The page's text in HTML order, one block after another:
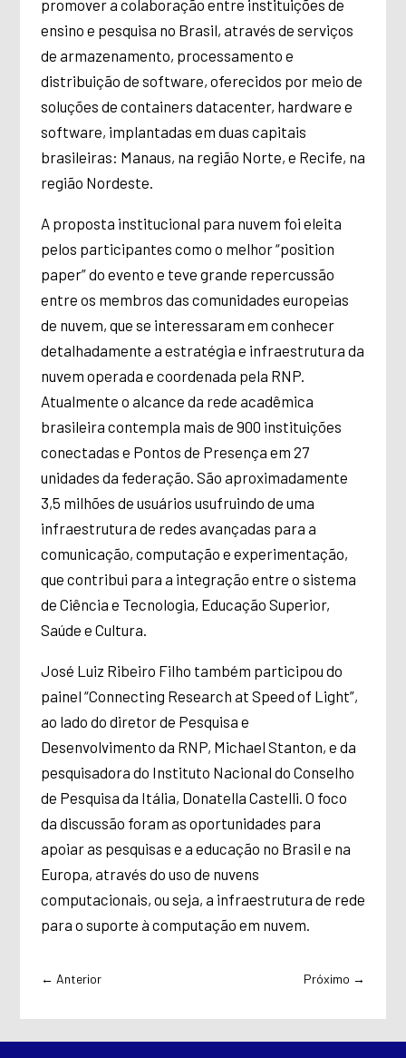
promover a colaboração entre instituições de
ensino e pesquisa no Brasil, através de serviços
de armazenamento, processamento e
distribuição de software, oferecidos por meio de
soluções de containers datacenter, hardware e
software, implantadas em duas capitais
brasileiras: Manaus, na região Norte, e Recife, na
região Nordeste.
A proposta institucional para nuvem foi eleita
pelos participantes como o melhor “position
paper” do evento e teve grande repercussão
entre os membros das comunidades europeias
de nuvem, que se interessaram em conhecer
detalhadamente a estratégia e infraestrutura da
nuvem operada e coordenada pela RNP.
Atualmente o alcance da rede acadêmica
brasileira contempla mais de 900 instituições
conectadas e Pontos de Presença em 27
unidades da federação. São aproximadamente
3,5 milhões de usuários usufruindo de uma
infraestrutura de redes avançadas para a
comunicação, computação e experimentação,
que contribui para a integração entre o sistema
de Ciência e Tecnologia, Educação Superior,
Saúde e Cultura.
José Luiz Ribeiro Filho também participou do
painel “Connecting Research at Speed of Light”,
ao lado do diretor de Pesquisa e
Desenvolvimento da RNP, Michael Stanton, e da
pesquisadora do Instituto Nacional do Conselho
de Pesquisa da Itália, Donatella Castelli. O foco
da discussão foram as oportunidades para
apoiar as pesquisas e a educação no Brasil e na
Europa, através do uso de nuvens
computacionais, ou seja, a infraestrutura de rede
para o suporte à computação em nuvem.
← Anterior Próximo →